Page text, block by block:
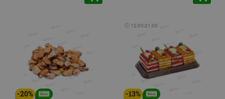
-20%
🕘 12:00-21:00
-13%